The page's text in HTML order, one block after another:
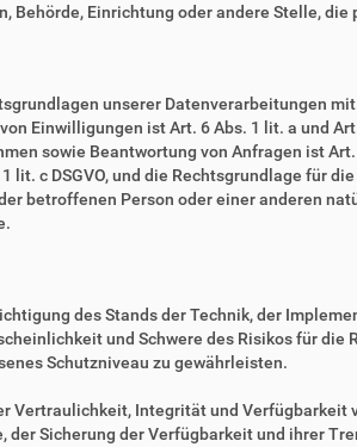
Behörde, Einrichtung oder andere Stelle,
unserer Datenverarbeitungen
Einwilligungen ist Art. 6 Abs. 1 lit. a und
sowie Beantwortung von Anfragen ist
c DSGVO, und die Rechtsgrundlage für
betroffenen Person oder einer anderen
des Stands der Technik, der
und Schwere des Risikos für
Schutzniveau zu gewährleisten.
Vertraulichkeit, Integrität und Verfügbarkeit
Sicherung der Verfügbarkeit und ihrer